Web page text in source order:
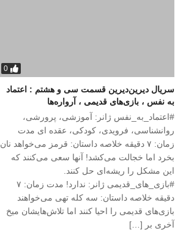
0
سریال دیرین‌دیرین قسمت سی و هشتم : اعتماد
به نفس ، بازی‌های قدیمی ، آرواره‌ها
#اعتماد_به_نفس ژانر: آموزشی، پرورشی،
روانشناسی، فرویدی، کودکی، عقده ای مدت
زمان: ۷ دقیقه خلاصه داستان: قرمز می‌خواهد نان
بخرد اما خجالت می‌‌کشد! آنها سعی می‌کنند که
این مشکل را ریشه‌ای حل کنند.
#بازی_های_قدیمی ژانر: ندارد! مدت زمان: ۷
دقیقه خلاصه داستان: سه کله تهی می‌خواهند
بازی‌های قدیمی را احیا کنند اما تلاش‌هایشان میخ
آخری بر […]